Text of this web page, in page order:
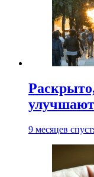
улучшают
9 месяцев